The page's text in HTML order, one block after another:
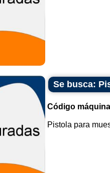
Se busca:
Código
Pistola para